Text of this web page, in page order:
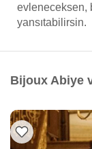
evleneceksen,
yansıtabilirsin.
Bijoux Abiye